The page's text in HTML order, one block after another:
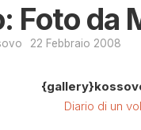
Foto da
22 Febbraio 2008
Diario di un